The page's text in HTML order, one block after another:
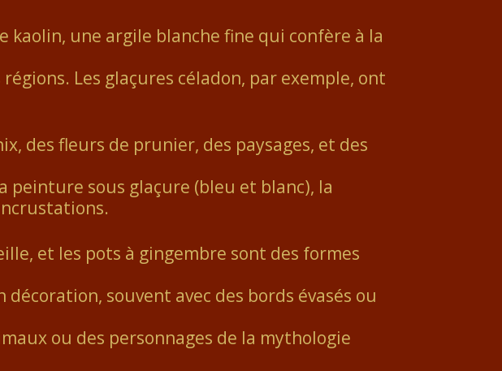
une argile blanche fine qui confère à la
Les glaçures céladon, par exemple, ont
des fleurs de prunier, des paysages, et des
peinture sous glaçure (bleu et blanc), la
et les pots à gingembre sont des formes
souvent avec des bords évasés ou
ou des personnages de la mythologie